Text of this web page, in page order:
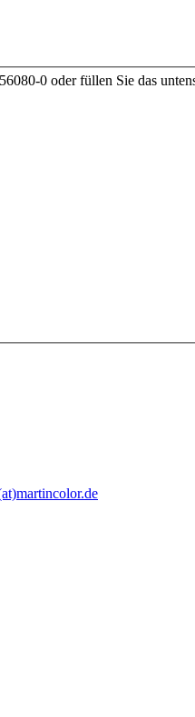
0 oder füllen Sie das